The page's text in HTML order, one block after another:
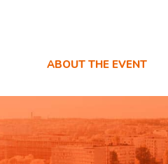
ABOUT THE EVENT